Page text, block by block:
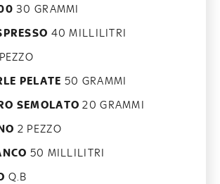
30 GRAMMI
40 MILLILITRI
PELATE 50 GRAMMI
SEMOLATO 20 GRAMMI
2 PEZZO
50 MILLILITRI
Q.B